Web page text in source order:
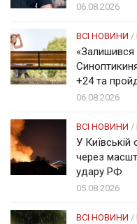
06.08.2026
ВСІ НОВИНИ /
«Залишився
+24 та
06.08.2026
ВСІ НОВИНИ /
У Київській
через
удару РФ
05.08.2026
ВСІ НОВИНИ /